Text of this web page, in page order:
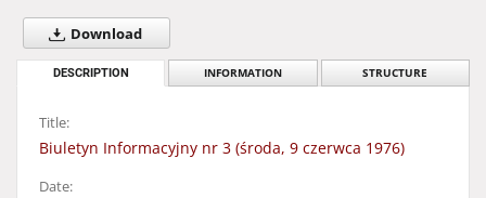
Download
DESCRIPTION INFORMATION STRUCTURE
Title:
Biuletyn Informacyjny nr 3 (środa, 9 czerwca 1976)
Date: